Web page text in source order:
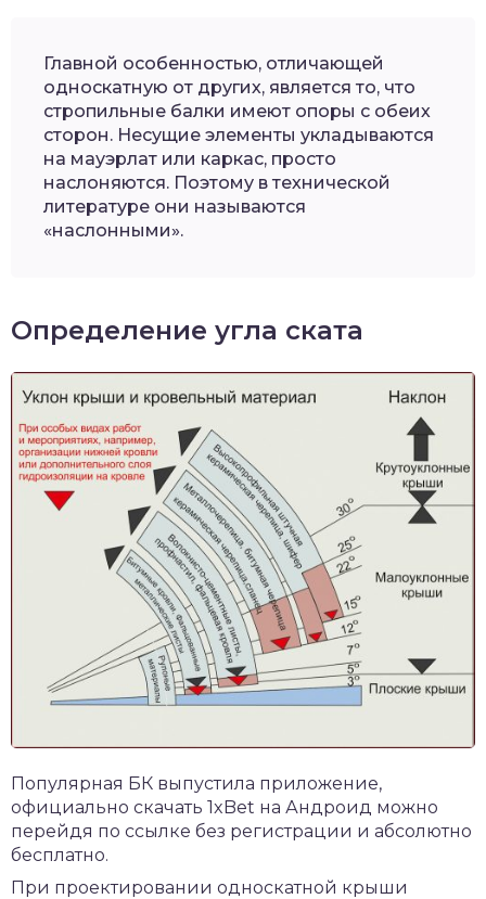
Главной особенностью, отличающей
односкатную от других, является то, что
стропильные балки имеют опоры с обеих
сторон. Несущие элементы укладываются
на мауэрлат или каркас, просто
наслоняются. Поэтому в технической
литературе они называются
«наслонными».
Определение угла ската
Популярная БК выпустила приложение,
официально скачать 1xBet на Андроид можно
перейдя по ссылке без регистрации и абсолютно
бесплатно.
При проектировании односкатной крыши